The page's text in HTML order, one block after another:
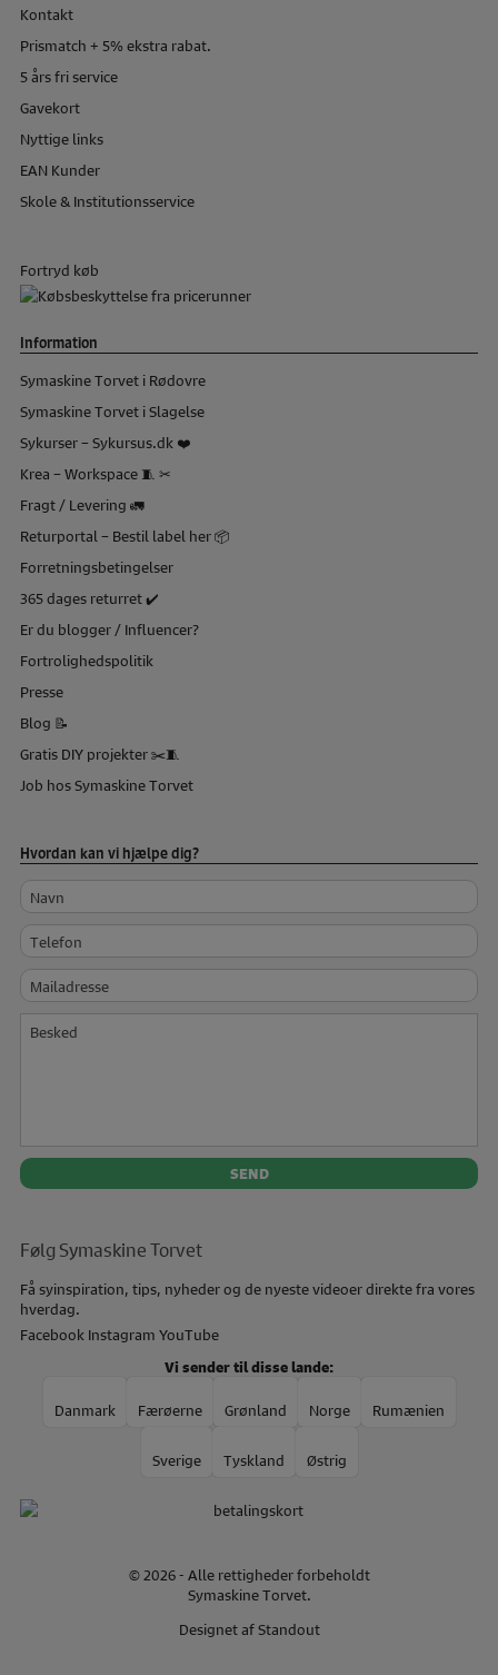
Kontakt
Prismatch + 5% ekstra rabat.
5 års fri service
Gavekort
Nyttige links
EAN Kunder
Skole & Institutionsservice
Fortryd køb
Information
Symaskine Torvet i Rødovre
Symaskine Torvet i Slagelse
Sykurser – Sykursus.dk ❤️
Krea – Workspace 🧵 ✂
Fragt / Levering 🚛
Returportal – Bestil label her 📦
Forretningsbetingelser
365 dages returret ✔️
Er du blogger / Influencer?
Fortrolighedspolitik
Presse
Blog 📝
Gratis DIY projekter ✂️🧵
Job hos Symaskine Torvet
Hvordan kan vi hjælpe dig?
Navn
Telefon
Mailadresse
Besked
Følg Symaskine Torvet
Få syinspiration, tips, nyheder og de nyeste videoer direkte fra vores
hverdag.
Facebook Instagram YouTube
Vi sender til disse lande:
Danmark Færøerne Grønland Norge Rumænien
Sverige Tyskland Østrig
© 2026 - Alle rettigheder forbeholdt
Symaskine Torvet.
Designet afStandout